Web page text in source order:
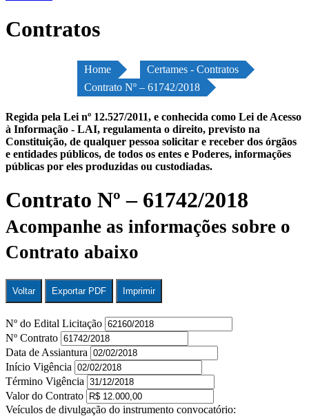
Contratos
Home
Certames - Contratos
Contrato Nº – 61742/2018
Regida pela Lei nº 12.527/2011, e conhecida como Lei de Acesso
à Informação - LAI, regulamenta o direito, previsto na
Constituição, de qualquer pessoa solicitar e receber dos órgãos
e entidades públicos, de todos os entes e Poderes, informações
públicas por eles produzidas ou custodiadas.
Contrato Nº – 61742/2018
Acompanhe as informações sobre o
Contrato abaixo
Voltar Exportar PDF Imprimir
Nº do Edital Licitação
Nº Contrato
Data de Assiantura
Início Vigência
Término Vigência
Valor do Contrato
Veículos de divulgação do instrumento convocatório: